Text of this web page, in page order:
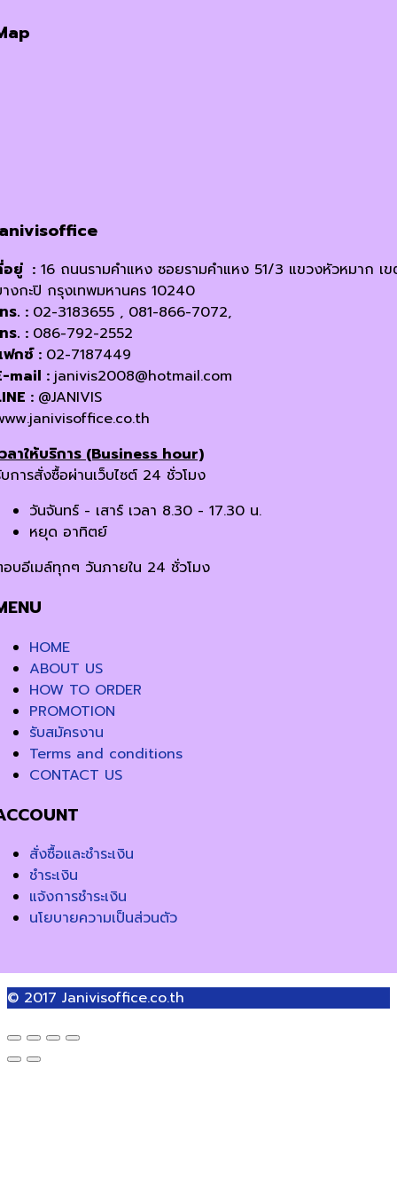
อยู่ : 16 ถนนรามคำแหง ซอยรามคำแหง 51/3 แขวงหัวหมาก เ
งกะปิ กรุงเทพมหานคร 10240
ร. : 02-3183655 , 081-866-7072,
ร. : 086-792-2552
กซ์ : 02-7187449
mail : janivis2008@hotmail.com
: @JANIVIS
ลาให้บริการ (Business hour)
การสั่งซื้อผ่านเว็บไซต์ 24 ชั่วโมง
วันจันทร์ - เสาร์ เวลา 8.30 - 17.30 น.
หยุด อาทิตย์
บอีเมล์ทุกๆ วันภายใน 24 ชั่วโมง
HOME
ABOUT US
HOW TO ORDER
PROMOTION
รับสมัครงาน
Terms and conditions
CONTACT US
สั่งซื้อและชำระเงิน
ชำระเงิน
แจ้งการชำระเงิน
นโยบายความเป็นส่วนตัว
© 2017 Janivisoffice.co.th